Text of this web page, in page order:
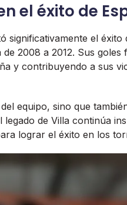
el éxito de
significativamente el
2008 a 2012. Sus
y contribuyendo a sus
equipo, sino que
de Villa continúa
lograr el éxito en los